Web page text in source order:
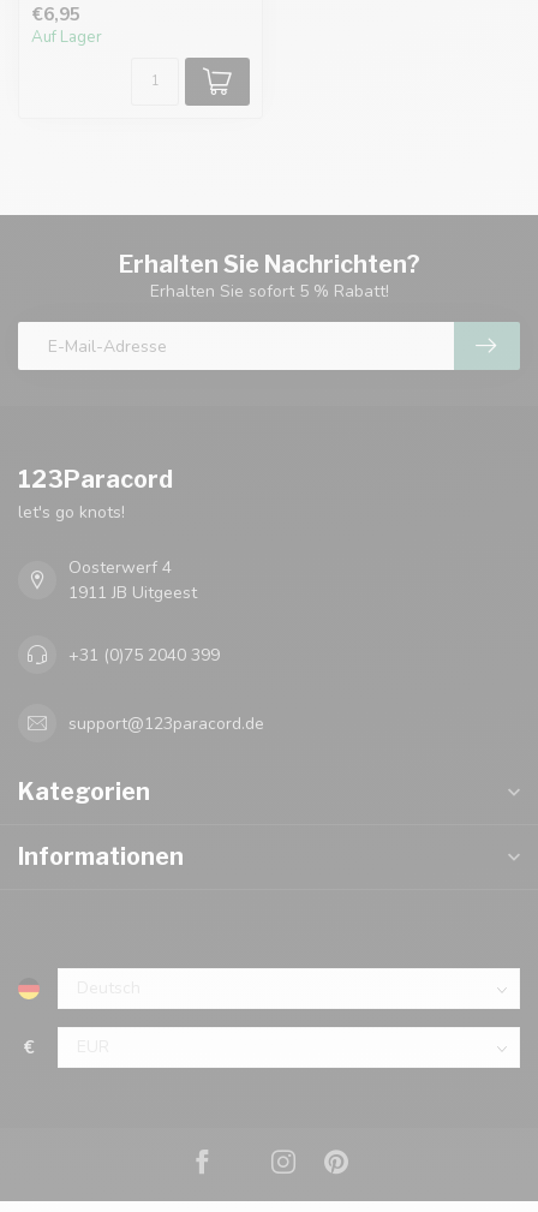
€6,95
Auf Lager
Erhalten Sie Nachrichten?
Erhalten Sie sofort 5 % Rabatt!
123Paracord
let's go knots!
Oosterwerf 4
1911 JB Uitgeest
+31 (0)75 2040 399
support@123paracord.de
Kategorien
Informationen
€